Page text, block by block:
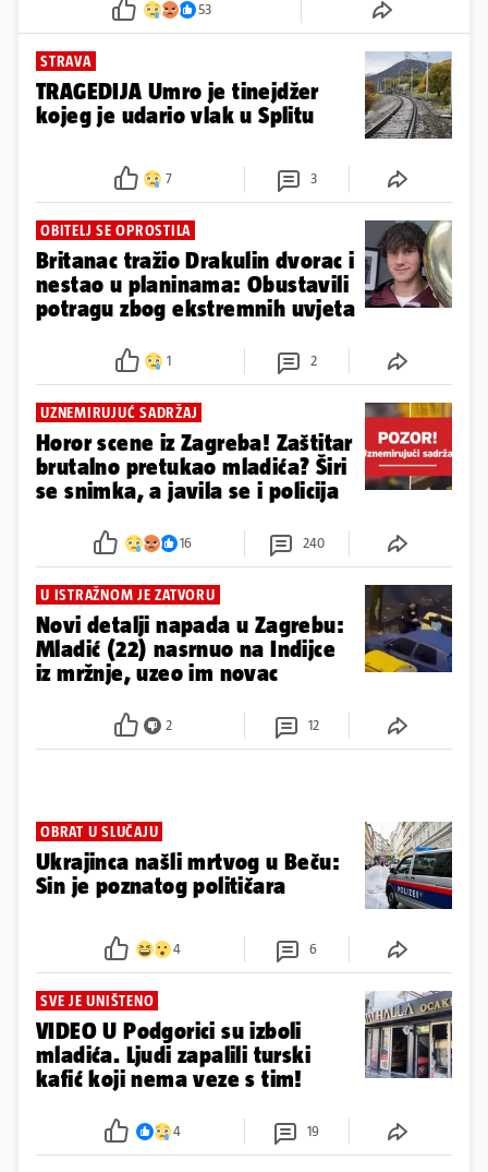
53
STRAVA
TRAGEDIJA Umro je tinejdžer
kojeg je udario vlak u Splitu
7 3
OBITELJ SE OPROSTILA
Britanac tražio Drakulin dvorac i
nestao u planinama: Obustavili
potragu zbog ekstremnih uvjeta
1 2
UZNEMIRUJUĆ SADRŽAJ
Horor scene iz Zagreba! Zaštitar
brutalno pretukao mladića? Širi
se snimka, a javila se i policija
16 240
U ISTRAŽNOM JE ZATVORU
Novi detalji napada u Zagrebu:
Mladić (22) nasrnuo na Indijce
iz mržnje, uzeo im novac
2 12
OBRAT U SLUČAJU
Ukrajinca našli mrtvog u Beču:
Sin je poznatog političara
4 6
SVE JE UNIŠTENO
VIDEO U Podgorici su izboli
mladića. Ljudi zapalili turski
kafić koji nema veze s tim!
4 19